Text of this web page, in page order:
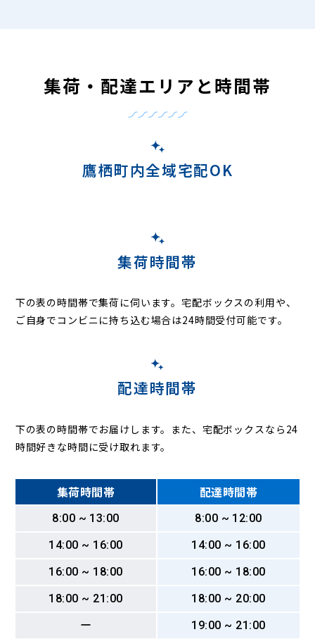
集荷・配達エリアと時間帯
鷹栖町内全域宅配OK
集荷時間帯
下の表の時間帯で集荷に伺います。宅配ボックスの利用や、
ご自身でコンビニに持ち込む場合は24時間受付可能です。
配達時間帯
下の表の時間帯でお届けします。また、宅配ボックスなら24
時間好きな時間に受け取れます。
集荷時間帯 配達時間帯
8:00 ~ 13:00
8:00 ~ 12:00
14:00 ~ 16:00
14:00 ~ 16:00
16:00 ~ 18:00
16:00 ~ 18:00
18:00 ~ 21:00
18:00 ~ 20:00
ー
19:00 ~ 21:00